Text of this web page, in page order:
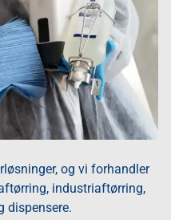
og vi forhandler
industriaftørring,
dispensere.